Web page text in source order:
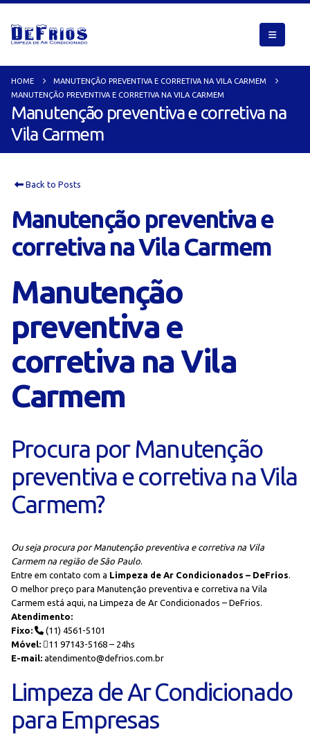
HOME
MANUTENÇÃO PREVENTIVA E CORRETIVA NA VILA CARMEM
MANUTENÇÃO PREVENTIVA E CORRETIVA NA VILA CARMEM
Manutenção preventiva e corretiva na
Vila Carmem
Back to Posts
Manutenção preventiva e
corretiva na Vila Carmem
Manutenção
preventiva e
corretiva na Vila
Carmem
Procura por Manutenção
preventiva e corretiva na Vila
Carmem?
Ou seja procura por Manutenção preventiva e corretiva na Vila
Carmem na região de São Paulo.
Entre em contato com a Limpeza de Ar Condicionados – DeFrios.
O melhor preço para Manutenção preventiva e corretiva na Vila
Carmem está aqui, na Limpeza de Ar Condicionados – DeFrios.
Atendimento:
Fixo:
(11) 4561-5101
Móvel:
11 97143-5168 – 24hs
E-mail: atendimento@defrios.com.br
Limpeza de Ar Condicionado
para Empresas